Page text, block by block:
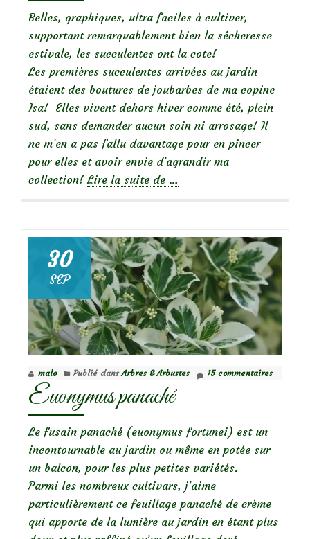
Belles, graphiques, ultra faciles à cultiver,
supportant remarquablement bien la sécheresse
estivale, les succulentes ont la cote!
Les premières succulentes arrivées au jardin
étaient des boutures de joubarbes de ma copine
Isa! Elles vivent dehors hiver comme été, plein
sud, sans demander aucun soin ni arrosage! Il
ne m’en a pas fallu davantage pour en pincer
pour elles et avoir envie d’agrandir ma
collection! Lire la suite de à
vasque
de
succulentes
…
30
SEP
malo Publié dansArbres & Arbustes 15 commentaires
Euonymus panaché
Le fusain panaché (euonymus fortunei) est un
incontournable au jardin ou même en potée sur
un balcon, pour les plus petites variétés.
Parmi les nombreux cultivars, j’aime
particulièrement ce feuillage panaché de crème
qui apporte de la lumière au jardin en étant plus